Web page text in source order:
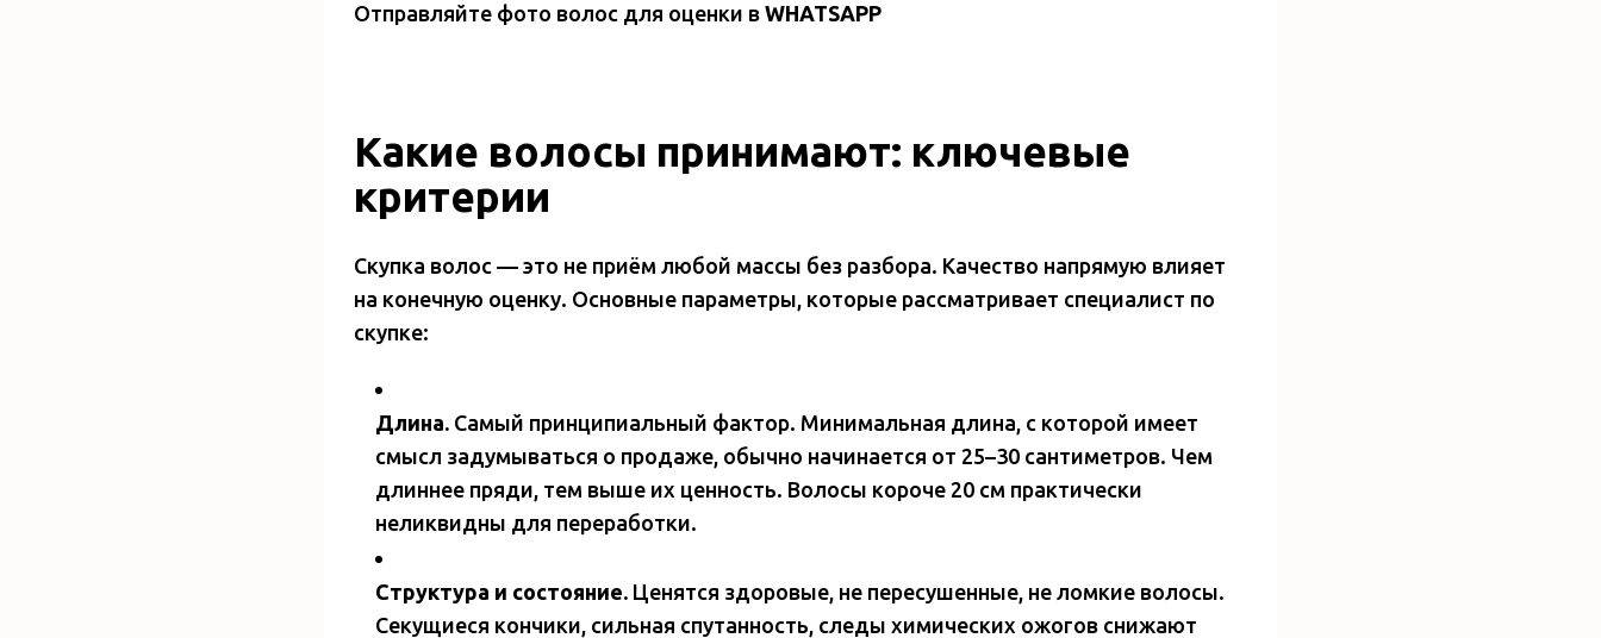
Отправляйте фото волос для оценки в WHATSAPP
Какие волосы принимают: ключевые
критерии
Скупка волос — это не приём любой массы без разбора. Качество напрямую влияет
на конечную оценку. Основные параметры, которые рассматривает специалист по
скупке:
Длина. Самый принципиальный фактор. Минимальная длина, с которой имеет
смысл задумываться о продаже, обычно начинается от 25–30 сантиметров. Чем
длиннее пряди, тем выше их ценность. Волосы короче 20 см практически
неликвидны для переработки.
Структура и состояние. Ценятся здоровые, не пересушенные, не ломкие волосы.
Секущиеся кончики, сильная спутанность, следы химических ожогов снижают